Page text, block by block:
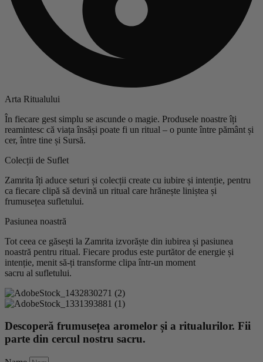
Arta Ritualului
În fiecare gest simplu se ascunde o magie. Produsele noastre îți
reamintesc că viața însăși poate fi un ritual – o punte între pământ și
cer, între tine și Sursă.
Colecții de Suflet
Zamrita îți aduce seturi și colecții create cu iubire și intenție, pentru
ca fiecare clipă să devină un ritual care hrănește liniștea și
frumusețea sufletului.
Pasiunea noastră
Tot ceea ce găsești la Zamrita izvorăște din iubirea și pasiunea
noastră pentru ritual. Fiecare produs este purtător de energie și
intenție, menit să-ți transforme clipa într-un moment
sacru al sufletului.
Descoperă frumusețea aromelor și a ritualurilor. Fii
parte din cercul nostru sacru.